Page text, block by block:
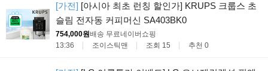
[가전] [아시아 최초 런칭 할인가] KRUPS 크룹스 초
슬림 전자동 커피머신 SA403BK0
754,000원배송 무료네이버쇼핑
13:36
조이스틱맨 조회 15 추천 0